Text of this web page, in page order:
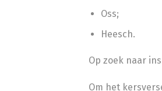
Oss;
Heesch.
Op zoek naar
Om het